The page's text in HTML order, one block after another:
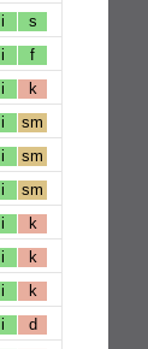
i s
i f
i k
i sm
i sm
i sm
i k
i k
i k
i d